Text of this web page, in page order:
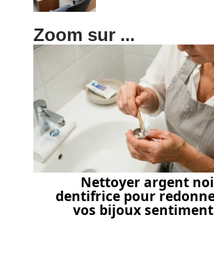
Zoom sur ...
Nettoyer argent
dentifrice pour
vos bijoux